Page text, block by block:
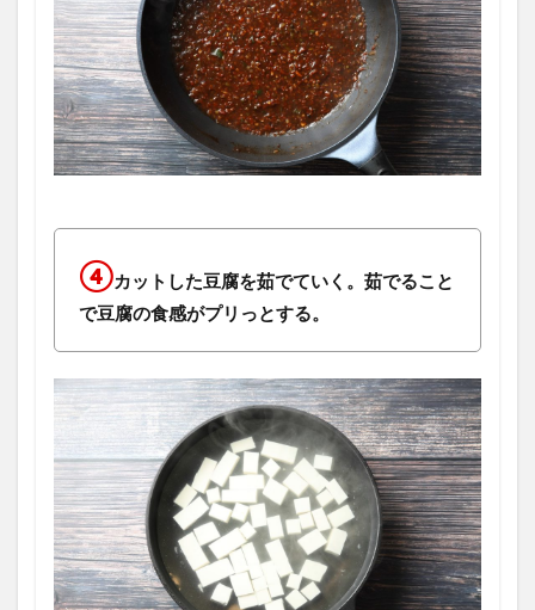
④カットした豆腐を茹でていく。茹でること
で豆腐の食感がプリっとする。